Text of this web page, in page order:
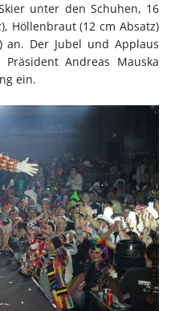
unter den Schuhen, 16
Höllenbraut (12 cm Absatz)
an. Der Jubel und Applaus
Andreas Mauska
ein.